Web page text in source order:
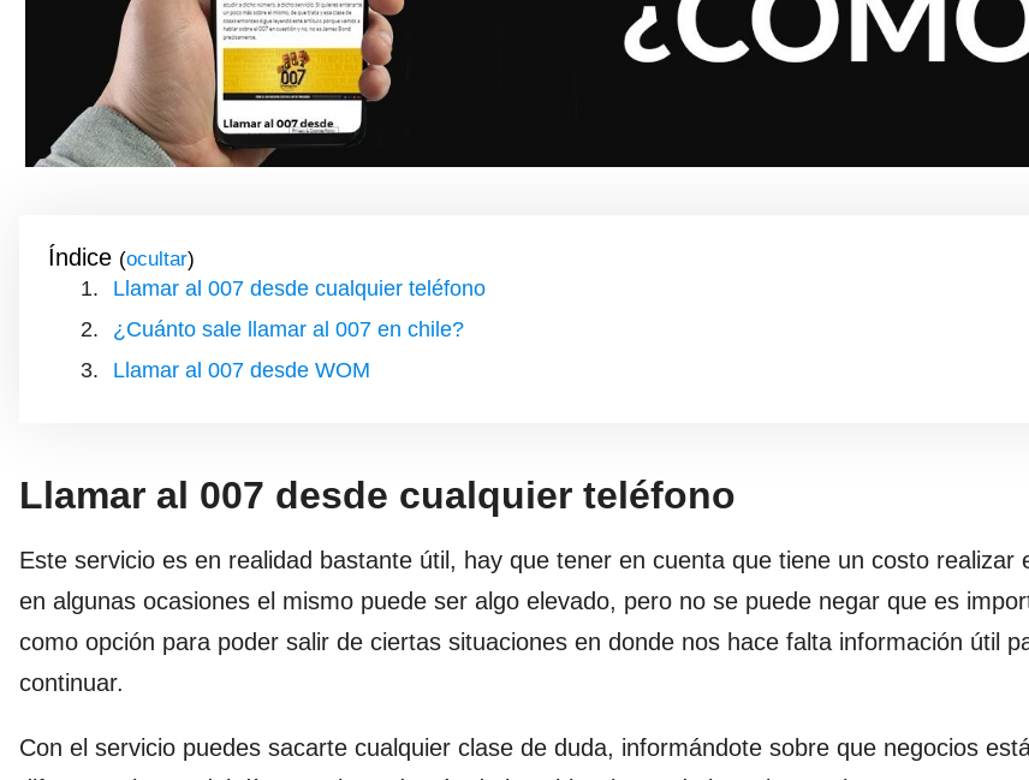
Índice ( )
Llamar al 007 desde cualquier teléfono
¿Cuánto sale llamar al 007 en chile?
Llamar al 007 desde WOM
Llamar al 007 desde cualquier teléfono
Este servicio es en realidad bastante útil, hay que tener en cuenta que tiene un costo realizar
en algunas ocasiones el mismo puede ser algo elevado, pero no se puede negar que es
como opción para poder salir de ciertas situaciones en donde nos hace falta información útil
continuar.
Con el servicio puedes sacarte cualquier clase de duda, informándote sobre que negocios